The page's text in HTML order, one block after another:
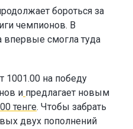
бороться за
чемпионов. В
смогла туда
1001.00 на победу
и предлагает новым
тенге. Чтобы забрать
двух пополнений